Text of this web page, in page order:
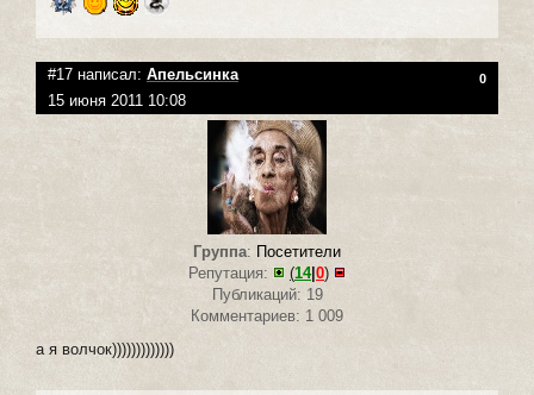
#17 написал: Апельсинка 0
15 июня 2011 10:08
Группа: Посетители
Репутация:
(14| 0)
Публикаций: 19
Комментариев: 1 009
а я волчок)))))))))))))